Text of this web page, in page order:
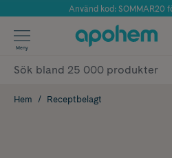
Årets Butik 2025
Använd kod: SOMMAR20
✓ Fri frakt
✓ Poäng på
Meny
Hem Receptbelagt